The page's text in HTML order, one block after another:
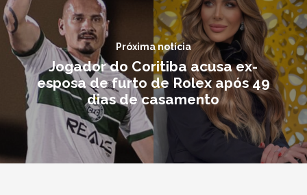
Próxima notícia
Jogador do Coritiba acusa ex-
esposa de furto de Rolex após 49
dias de casamento